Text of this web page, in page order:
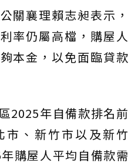
關襄理賴志昶表示，
率仍屬高檔，購屋人
本金，以免面臨貸款
2025年自備款排名前
市、新竹市以及新竹
購屋人平均自備款需